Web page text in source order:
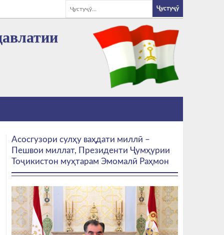
Асосгузори сулҳу ваҳдати миллӣ –
Пешвои миллат, Президенти Ҷумҳурии
Тоҷикистон муҳтарам Эмомалӣ Раҳмон